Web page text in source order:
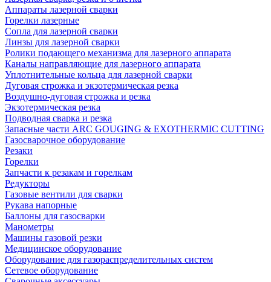
Аппараты лазерной сварки
Горелки лазерные
Сопла для лазерной сварки
Линзы для лазерной сварки
Ролики подающего механизма для лазерного аппарата
Каналы направляющие для лазерного аппарата
Уплотнительные кольца для лазерной сварки
Дуговая строжка и экзотермическая резка
Воздушно-дуговая строжка и резка
Экзотермическая резка
Подводная сварка и резка
Запасные части ARC GOUGING & EXOTHERMIC CUTTING
Газосварочное оборудование
Резаки
Горелки
Запчасти к резакам и горелкам
Редукторы
Газовые вентили для сварки
Рукава напорные
Баллоны для газосварки
Манометры
Машины газовой резки
Медицинское оборудование
Оборудование для газораспределительных систем
Сетевое оборудование